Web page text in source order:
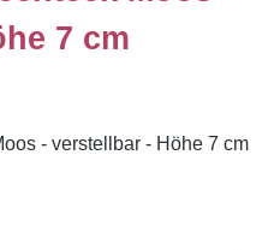
7 cm